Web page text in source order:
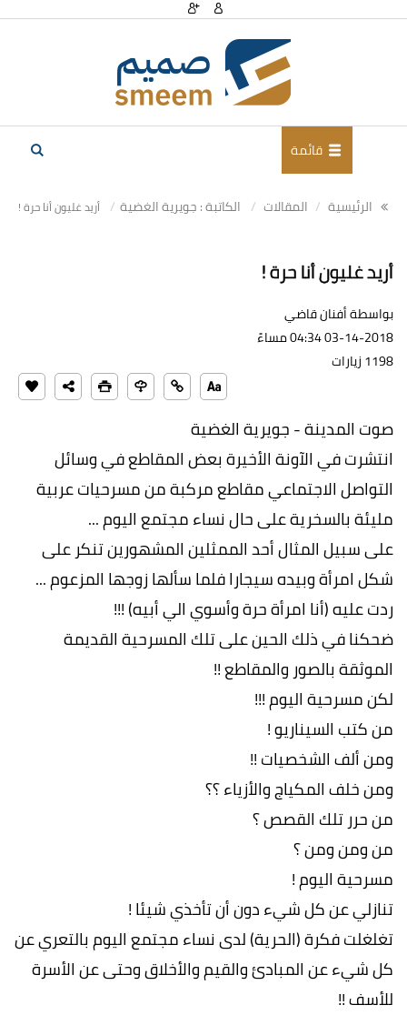
قائمة
الرئيسية المقالات الكاتبة : جويرية الغضية أريد غليون أنا حرة !
أريد غليون أنا حرة !
بواسطة أفنان قاضي
03-14-2018 04:34 مساءً
1198 زيارات
صوت المدينة - جويرية الغضية
انتشرت في الآونة الأخيرة بعض المقاطع في وسائل
التواصل الاجتماعي مقاطع مركبة من مسرحيات عربية
مليئة بالسخرية على حال نساء مجتمع اليوم ...
على سبيل المثال أحد الممثلين المشهورين تنكر على
شكل امرأة وبيده سيجارا فلما سألها زوجها المزعوم ...
ردت عليه (أنا امرأة حرة وأسوي الي أبيه) !!!
ضحكنا في ذلك الحين على تلك المسرحية القديمة
الموثقة بالصور والمقاطع !!
لكن مسرحية اليوم !!!
من كتب السيناريو !
ومن ألف الشخصيات !!
ومن خلف المكياج والأزياء ؟؟
من حرر تلك القصص ؟
من ومن ومن ؟
مسرحية اليوم !
تنازلي عن كل شيء دون أن تأخذي شيئا !
تغلغلت فكرة (الحرية) لدى نساء مجتمع اليوم بالتعري عن
كل شيء عن المبادئ والقيم والأخلاق وحتى عن الأسرة
للأسف !!